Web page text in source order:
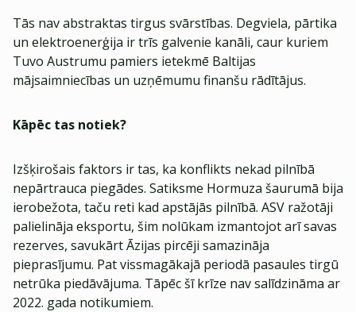
Tās nav abstraktas tirgus svārstības. Degviela, pārtika
un elektroenerģija ir trīs galvenie kanāli, caur kuriem
Tuvo Austrumu pamiers ietekmē Baltijas
mājsaimniecības un uzņēmumu finanšu rādītājus.
Kāpēc tas notiek?
Izšķirošais faktors ir tas, ka konflikts nekad pilnībā
nepārtrauca piegādes. Satiksme Hormuza šaurumā bija
ierobežota, taču reti kad apstājās pilnībā. ASV ražotāji
palielināja eksportu, šim nolūkam izmantojot arī savas
rezerves, savukārt Āzijas pircēji samazināja
pieprasījumu. Pat vissmagākajā periodā pasaules tirgū
netrūka piedāvājuma. Tāpēc šī krīze nav salīdzināma ar
2022. gada notikumiem.